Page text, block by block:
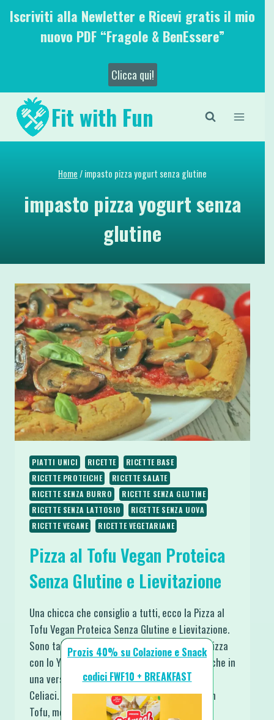
SaltaIscriviti alla Newletter e Ricevi gratis il mio
nuovo PDF “Fragole & BenEssere”
Clicca qui!
Fit with Fun
Home/impasto pizza yogurt senza glutine
impasto pizza yogurt senza
glutine
PIATTI UNICI RICETTE
RICETTE BASE
RICETTE PROTEICHE
RICETTE SALATE
RICETTE SENZA BURRO
RICETTE SENZA GLUTINE
RICETTE SENZA LATTOSIO
RICETTE SENZA UOVA
RICETTE VEGANE
RICETTE VEGETARIANE
Pizza al Tofu Vegan Proteica
Senza Glutine e Lievitazione
Una chicca che consiglio a tutti, ecco la Pizza al
Tofu Vegan Proteica Senza Glutine e Lievitazione.
Sono talmente innamorata dell’Impasto per Pizza
con lo Yogurt che non potevo non testarla anche in
una versione adatta a tutti, inclusi Vegani e
Celiaci. Al posto dello Yogurt ho usato il Silken
Tofu, molto più cremoso del…
Prozis 40% su Colazione e Snack
codici FWF10 + BREAKFAST